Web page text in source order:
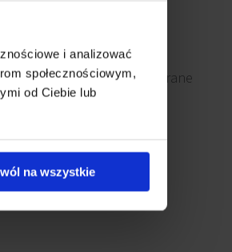
i analizować
społecznościowym,
od Ciebie lub
na wszystkie
Okna otwierane